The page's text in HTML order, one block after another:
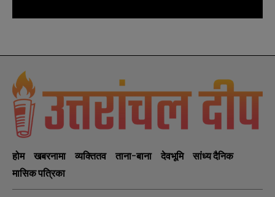
होम खबरनामा व्यक्तितव ताना-बाना देवभूमि
सांध्य दैनिक
मासिक पत्रिका